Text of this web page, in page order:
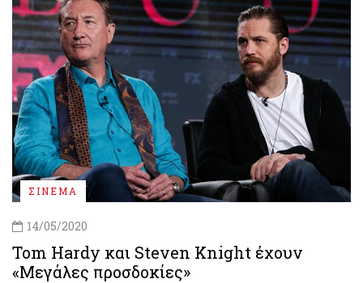
ΣΙΝΕΜΑ
14/05/2020
Tom Hardy και Steven Knight έχουν
«Μεγάλες προσδοκίες»